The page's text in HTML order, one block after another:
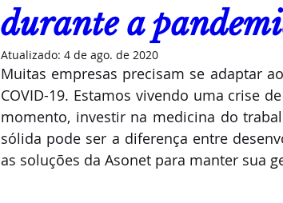
durante a
Atualizado: 4 de ago. de 2020
Muitas empresas precisam se adaptar
COVID-19. Estamos vivendo uma crise
momento, investir na medicina do
sólida pode ser a diferença entre
as soluções da Asonet para manter sua